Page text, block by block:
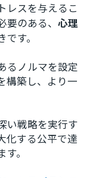
レスを与えるこ
のある、 心理
す。
るノルマを設定
構築し、より一
い戦略を実行す
化する公平で達
。